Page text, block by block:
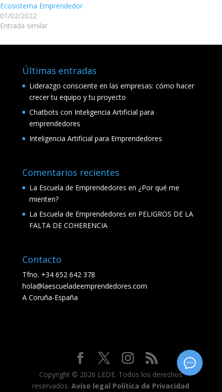
Ecosistema Emprendedor
01/02/2022
Entrada similar
Últimas entradas
Liderazgo consciente en las empresas: cómo hacer
crecer tu equipo y tu proyecto
Chatbots con Inteligencia Artificial para
emprendedores
Inteligencia Artificial para Emprendedores
Comentarios recientes
La Escuela de Emprendedores en ¿Por qué me
mienten?
La Escuela de Emprendedores en PELIGROS DE LA
FALTA DE COHERENCIA
Contacto
Tfno. +34 652 642 378
hola@laescueladeemprendedores.com
A Coruña-España
Copyright © 2026 LEDE. Todos los derechos
reservados.Aviso legal Política de Privacidad